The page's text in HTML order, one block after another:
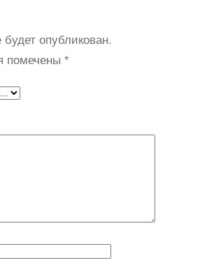
опубликован.
помечены *